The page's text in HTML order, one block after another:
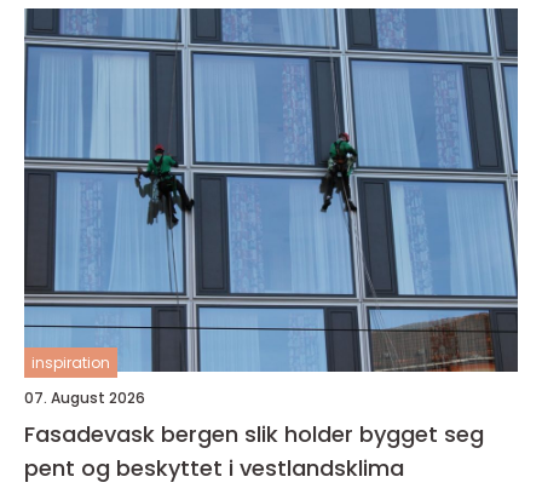
inspiration
07. August 2026
Fasadevask bergen slik holder bygget seg
pent og beskyttet i vestlandsklima